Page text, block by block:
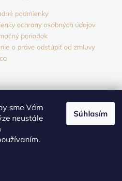
sme Vám
neustále
Súhlasím
podmienky
ochrany osobných údajov
poriadok
o práve odstúpiť od zmluvy